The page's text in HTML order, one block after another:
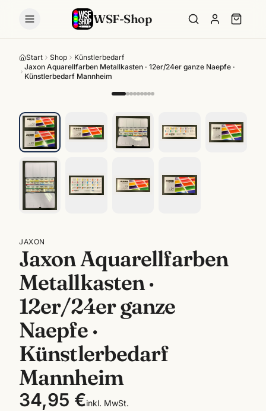
WSF-Shop
Start Shop
Künstlerbedarf
Jaxon Aquarellfarben Metallkasten · 12er/24er ganze Naepfe ·
Künstlerbedarf Mannheim
JAXON
Jaxon Aquarellfarben
Metallkasten ·
12er/24er ganze
Naepfe ·
Künstlerbedarf
Mannheim
34,95 €inkl. MwSt.